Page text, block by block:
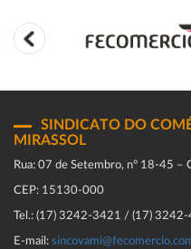
SINDICATO DO
MIRASSOL
Rua: 07 de Setembro, n° 18-45 –
CEP: 15130-000
Tel.: (17) 3242-3421 / (17)
E-mail: